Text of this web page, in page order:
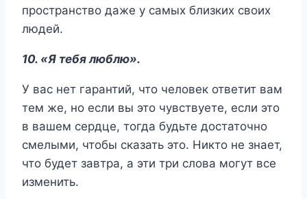
пространство даже у самых близких своих
людей.
10. «Я тебя люблю».
У вас нет гарантий, что человек ответит вам
тем же, но если вы это чувствуете, если это
в вашем сердце, тогда будьте достаточно
смелыми, чтобы сказать это. Никто не знает,
что будет завтра, а эти три слова могут все
изменить.